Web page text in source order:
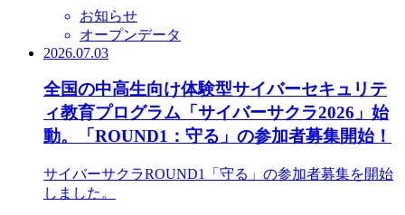
お知らせ
オープンデータ
2026.07.03
全国の中高生向け体験型サイバーセキュリテ
ィ教育プログラム「サイバーサクラ2026」始
動。「ROUND1：守る」の参加者募集開始！
サイバーサクラROUND1「守る」の参加者募集を開始
しました。